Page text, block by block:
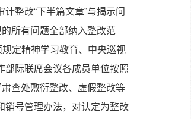
计整改“下半篇文章”与揭示问
所有问题全部纳入整改范
定精神学习教育、中央巡视
部际联席会议各成员单位按照
查处敷衍整改、虚假整改等
销号管理办法，对认定为整改